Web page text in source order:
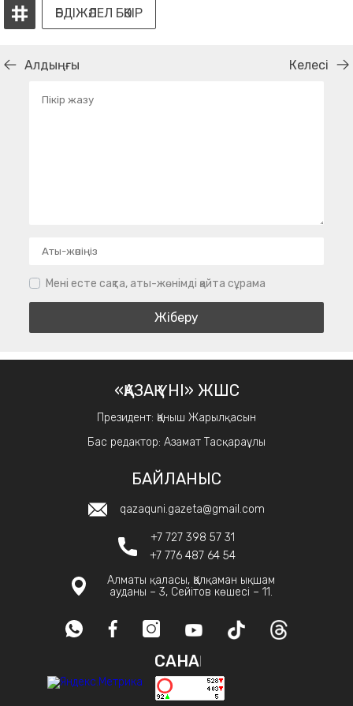
ӘБДІЖӘЛЕЛ БӘКІР
Алдыңғы Келесі
Мені есте сақта, аты-жөнімді қайта сұрама
«ҚАЗАҚ ҮНІ» ЖШС
Президент: Қаныш Жарылқасын
Бас редактор: Азамат Тасқараұлы
БАЙЛАНЫС
qazaquni.gazeta@gmail.com
+7 727 398 57 31
+7 776 487 64 54
Алматы қаласы, Қалқаман ықшам
ауданы – 3, Сейітов көшесі – 11.
САНАҚ